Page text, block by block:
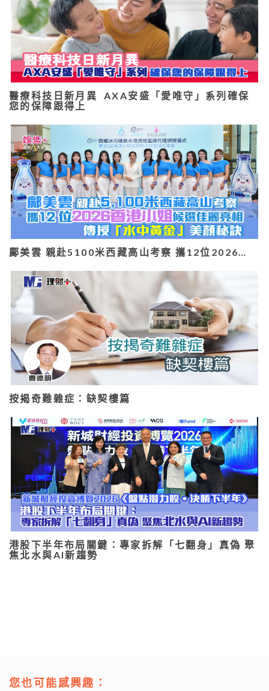
醫療科技日新月異 AXA安盛「愛唯守」系列確保
您的保障跟得上
鄺美雲 親赴5100米西藏高山考察 攜12位2026…
按揭奇難雜症：缺契樓篇
港股下半年布局關鍵：專家拆解「七翻身」真偽 聚
焦北水與AI新趨勢
您也可能感興趣：